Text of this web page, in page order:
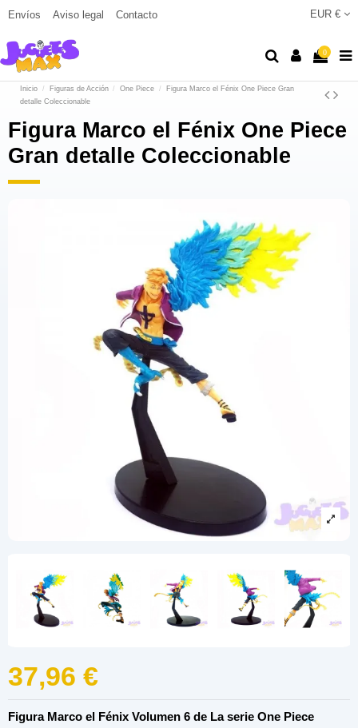
Envíos Aviso legal Contacto EUR €
0
Inicio Figuras de Acción One Piece
Figura Marco el Fénix One Piece Gran
detalle Coleccionable
Figura Marco el Fénix One Piece
Gran detalle Coleccionable
37,96 €
Figura Marco el Fénix Volumen 6 de La serie One Piece